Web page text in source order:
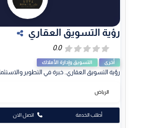
رؤية التسويق العقاري
أخرى التسويق وإدارة الأملاك
رؤية التسويق العقاري.. خبرة في التطوير
الرياض
اتصل الان أطلب الخدمة